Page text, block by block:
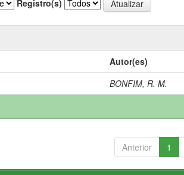
Registro(s)
Autor(es)
BONFIM, R. M.
Anterior 1